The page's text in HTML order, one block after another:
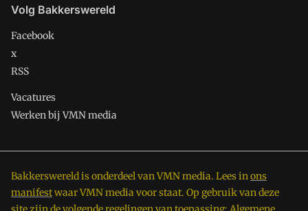
Volg Bakkerswereld
Facebook
x
RSS
Vacatures
Werken bij VMN media
Bakkerswereld is onderdeel van VMN media. Lees inons
manifestwaar VMN media voor staat. Op gebruik van deze